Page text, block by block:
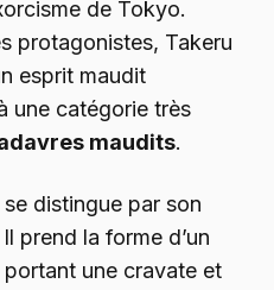
de Tokyo.
protagonistes, Takeru
esprit maudit
une catégorie très
maudits.
distingue par son
prend la forme d’un
une cravate et